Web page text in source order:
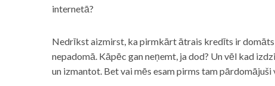
internetā?
Nedrīkst aizmirst, ka pirmkārt ātrais kredīts ir
nepadomā. Kāpēc gan neņemt, ja dod? Un vēl kad
un izmantot. Bet vai mēs esam pirms tam